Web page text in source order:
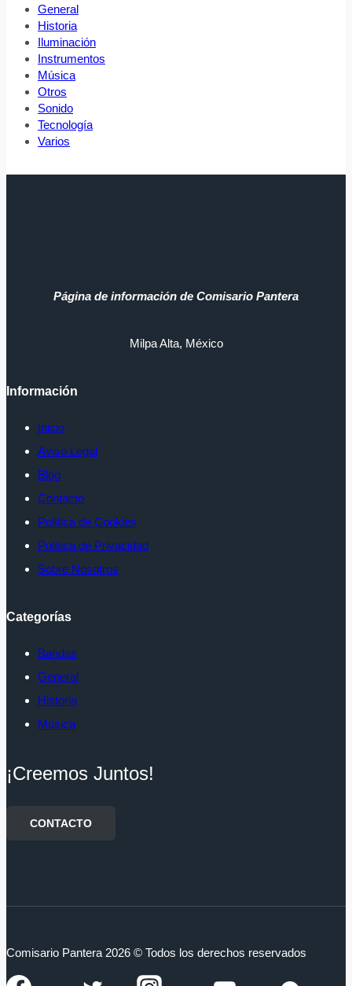
General
Historia
Iluminación
Instrumentos
Música
Otros
Sonido
Tecnología
Varios
Página de información de Comisario Pantera
Milpa Alta, México
Información
Inicio
Aviso Legal
Blog
Contacto
Política de Cookies
Política de Privacidad
Sobre Nosotros
Categorías
Bandas
General
Historia
Música
¡Creemos Juntos!
CONTACTO
Comisario Pantera 2026 © Todos los derechos reservados